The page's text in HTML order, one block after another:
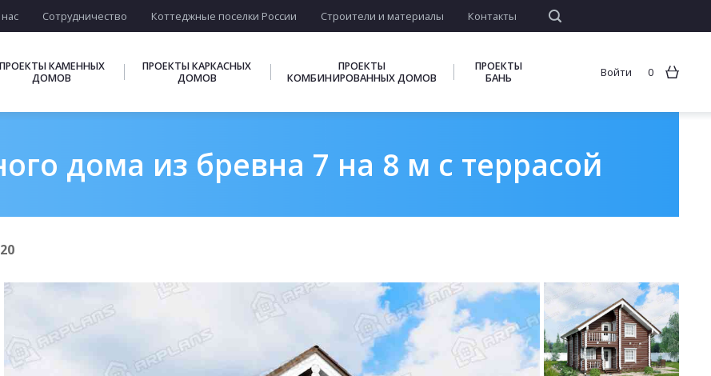
Сотрудничество Коттеджные поселки России Строители и материалы Контакты
ПРОЕКТЫ КАМЕННЫХ
ДОМОВ
ПРОЕКТЫ КАРКАСНЫХ
ДОМОВ
ПРОЕКТЫ
КОМБИНИРОВАННЫХ ДОМОВ
ПРОЕКТЫ
БАНЬ
Войти 0
дома из бревна 7 на 8 м с террасой